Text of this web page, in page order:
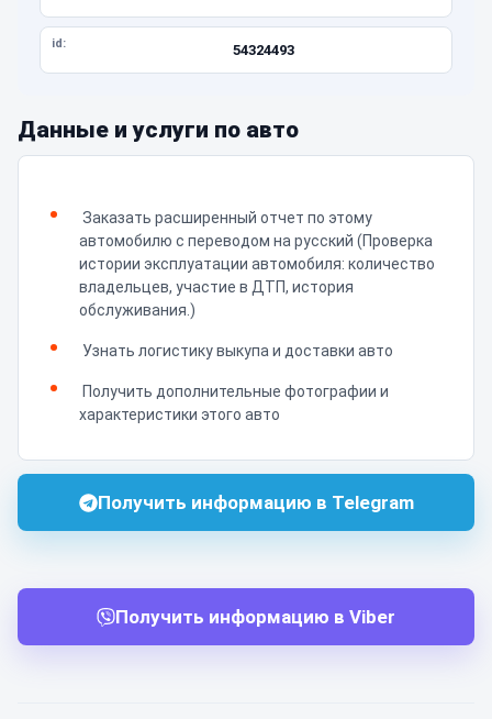
id: 54324493
Данные и услуги по авто
Заказать расширенный отчет по этому
автомобилю с переводом на русский (Проверка
истории эксплуатации автомобиля: количество
владельцев, участие в ДТП, история
обслуживания.)
Узнать логистику выкупа и доставки авто
Получить дополнительные фотографии и
характеристики этого авто
Получить информацию в Telegram
Получить информацию в Viber